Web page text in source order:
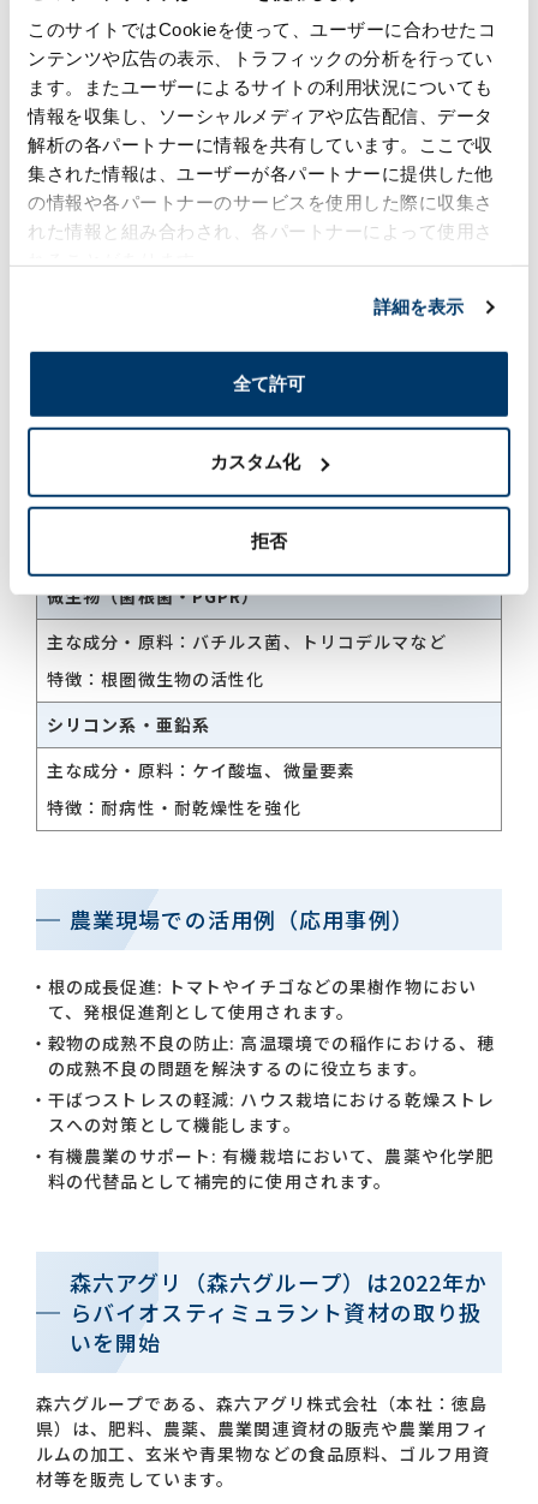
このサイトではCookieを使って、ユーザーに合わせたコ
ンテンツや広告の表示、トラフィックの分析を行ってい
ます。またユーザーによるサイトの利用状況についても
情報を収集し、ソーシャルメディアや広告配信、データ
解析の各パートナーに情報を共有しています。ここで収
集された情報は、ユーザーが各パートナーに提供した他
の情報や各パートナーのサービスを使用した際に収集さ
れた情報と組み合わされ、各パートナーによって使用さ
詳細を表示
全て許可
カスタム化
拒否
バイオスティミュラントの主な種類と成
分例
海藻抽出物
特徴：植物ホルモン様作用で成長を促進
主な成分・原料：グリシン、プロリンなど
特徴：ストレス耐性・代謝促進
主な成分・原料：腐植物質
特徴：土壌改良、根の活性化
微生物（菌根菌・PGPR）
主な成分・原料：バチルス菌、トリコデルマなど
特徴：根圏微生物の活性化
シリコン系・亜鉛系
主な成分・原料：ケイ酸塩、微量要素
特徴：耐病性・耐乾燥性を強化
農業現場での活用例（応用事例）
根の成長促進: トマトやイチゴなどの果樹作物におい
て、発根促進剤として使用されます。
穀物の成熟不良の防止: 高温環境での稲作における、穂
の成熟不良の問題を解決するのに役立ちます。
干ばつストレスの軽減: ハウス栽培における乾燥ストレ
スへの対策として機能します。
有機農業のサポート: 有機栽培において、農薬や化学肥
料の代替品として補完的に使用されます。
森六アグリ（森六グループ）は2022年か
らバイオスティミュラント資材の取り扱
いを開始
森六グループである、森六アグリ株式会社（本社：徳島
県）は、肥料、農薬、農業関連資材の販売や農業用フィ
ルムの加工、玄米や青果物などの食品原料、ゴルフ用資
材等を販売しています。